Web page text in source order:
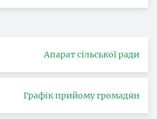
Апарат сільської ради
Графік прийому громадян